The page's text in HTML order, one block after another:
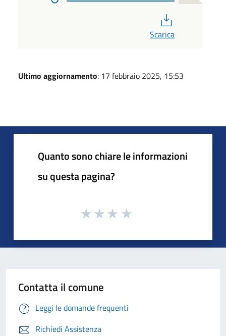
Scarica
Ultimo aggiornamento: 17 febbraio 2025, 15:53
Quanto sono chiare le informazioni
su questa pagina?
Contatta il comune
Leggi le domande frequenti
Richiedi Assistenza